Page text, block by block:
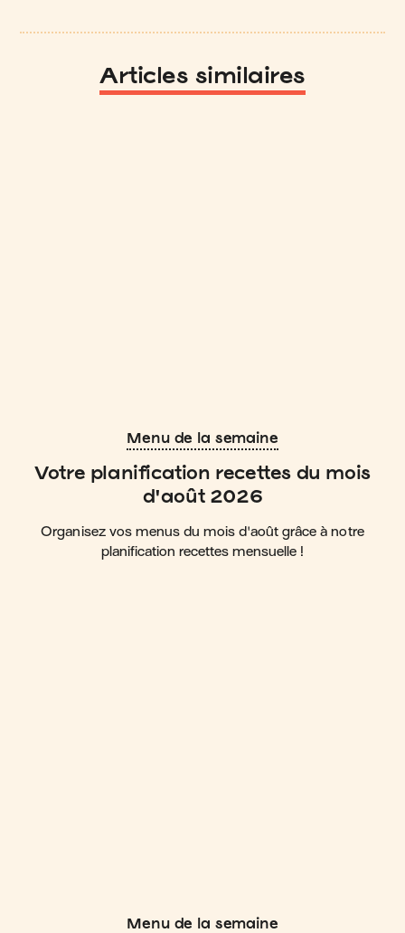
Articles similaires
Menu de la semaine
Votre planification recettes du mois
d'août 2026
Organisez vos menus du mois d'août grâce à notre
planification recettes mensuelle !
Menu de la semaine